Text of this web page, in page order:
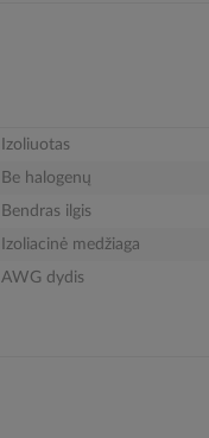
Izoliuotas
Be halogenų
Bendras ilgis
Izoliacinė medžiaga
AWG dydis